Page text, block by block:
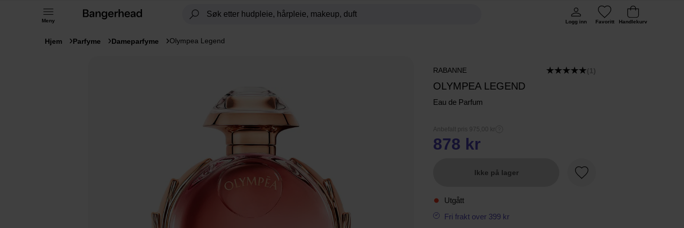
Meny Logg inn Favoritt Handlekurv
Hjem Parfyme Dameparfyme Olympea Legend
RABANNE (1)
OLYMPEA LEGEND
Eau de Parfum
Anbefalt pris 975,00 kr
878 kr
Ikke på lager
Favoritt
Utgått
Fri frakt over 399 kr